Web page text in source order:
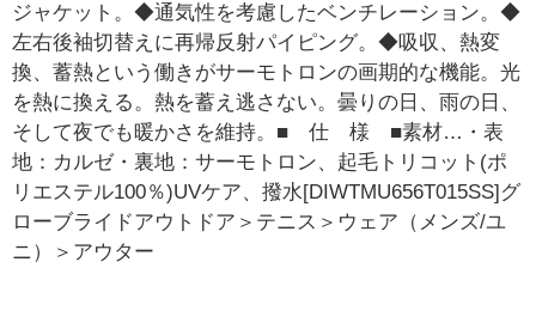
ジャケット。◆通気性を考慮したベンチレーション。◆
左右後袖切替えに再帰反射パイピング。◆吸収、熱変
換、蓄熱という働きがサーモトロンの画期的な機能。光
を熱に換える。熱を蓄え逃さない。曇りの日、雨の日、
そして夜でも暖かさを維持。■ 仕 様 ■素材…・表
地：カルゼ・裏地：サーモトロン、起毛トリコット(ポ
リエステル100％)UVケア、撥水[DIWTMU656T015SS]グ
ローブライドアウトドア＞テニス＞ウェア（メンズ/ユ
ニ）＞アウター